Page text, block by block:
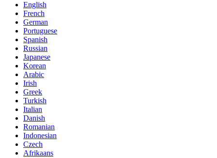
English
French
German
Portuguese
Spanish
Russian
Japanese
Korean
Arabic
Irish
Greek
Turkish
Italian
Danish
Romanian
Indonesian
Czech
Afrikaans